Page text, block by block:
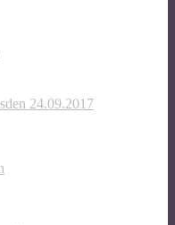
24.09.2017